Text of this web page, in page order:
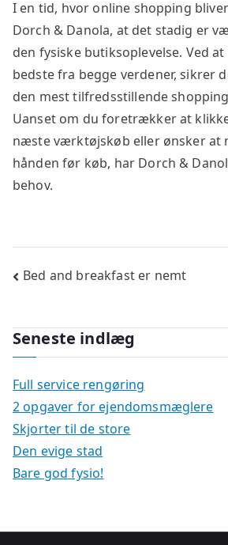
I en tid, hvor online shopping
Dorch & Danola, at det stadig er
den fysiske butiksoplevelse. Ved
bedste fra begge verdener, sikrer
den mest tilfredsstillende
Uanset om du foretrækker at
næste værktøjskøb eller ønsker at
hånden før køb, har Dorch &
behov.
Indlægsnavigation
Bed and breakfast er nemt
Seneste indlæg
Full service rengøring
2 opgaver for ejendomsmæglere
Skjorter til de store
Den evige stad
Bare god fysio!